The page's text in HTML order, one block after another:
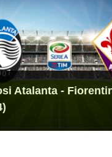
Atalanta -